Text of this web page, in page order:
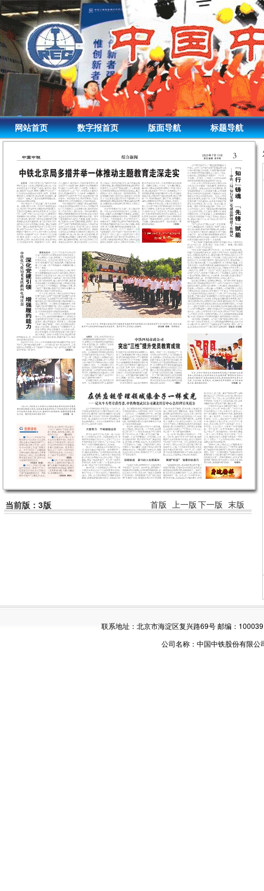
网站首页 数字报首页 版面导航 标题导航
当前版：3版 首版 上一版下一版 末版
联系地址：北京市海淀区复兴路69号 邮编：
公司名称：中国中铁股份有限